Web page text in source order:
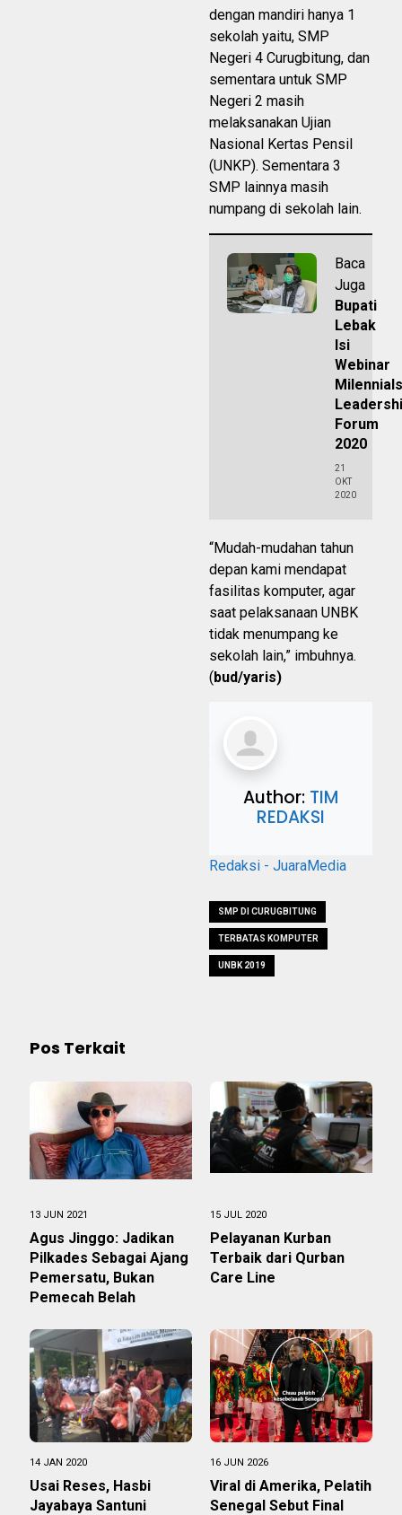
dengan mandiri hanya 1
sekolah yaitu, SMP
Negeri 4 Curugbitung, dan
sementara untuk SMP
Negeri 2 masih
melaksanakan Ujian
Nasional Kertas Pensil
(UNKP). Sementara 3
SMP lainnya masih
numpang di sekolah lain.
Baca
Juga
Bupati
Lebak
Isi
Webinar
Milennials
Forum
2020
21
OKT
2020
“Mudah-mudahan tahun
depan kami mendapat
fasilitas komputer, agar
saat pelaksanaan UNBK
tidak menumpang ke
sekolah lain,” imbuhnya.
(bud/yaris)
Author: TIM
REDAKSI
Redaksi - JuaraMedia
SMP DI CURUGBITUNG
TERBATAS KOMPUTER
UNBK 2019
Pos Terkait
13 JUN 2021
Agus Jinggo: Jadikan
Pilkades Sebagai Ajang
Pemersatu, Bukan
Pemecah Belah
15 JUL 2020
Pelayanan Kurban
Terbaik dari Qurban
Care Line
14 JAN 2020
Usai Reses, Hasbi
Jayabaya Santuni
16 JUN 2026
Viral di Amerika, Pelatih
Senegal Sebut Final